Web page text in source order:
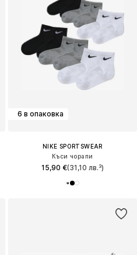
6 в опаковка
NIKE SPORTSWEAR
Къси чорапи
15,90 €(31,10 лв.³)